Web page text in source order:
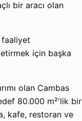
bir aracı olan
faaliyet
için başka
olan Cambas
80.000 m²'lik bir
kafe, restoran ve